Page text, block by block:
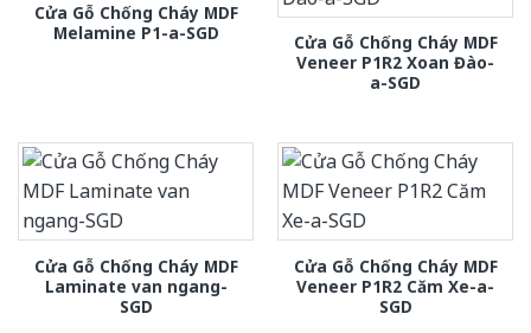
Cửa Gỗ Chống Cháy MDF
Melamine P1-a-SGD
Cửa Gỗ Chống Cháy MDF
Veneer P1R2 Xoan Đào-
a-SGD
Cửa Gỗ Chống Cháy MDF
Laminate van ngang-
SGD
Cửa Gỗ Chống Cháy MDF
Veneer P1R2 Căm Xe-a-
SGD